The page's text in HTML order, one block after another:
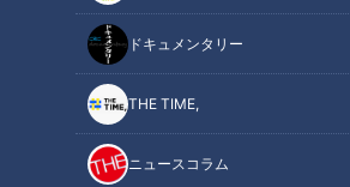
ドキュメンタリー
THE TIME,
ニュースコラム
この記事の画像を見る
この記事を見たあなたへのおすすめ